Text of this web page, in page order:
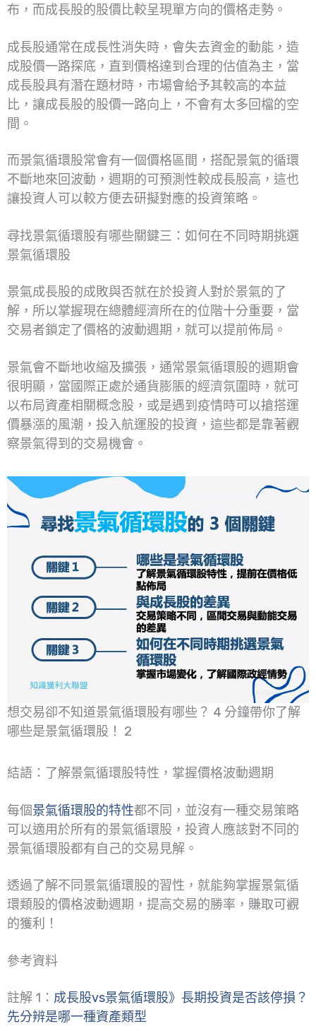
布，而成長股的股價比較呈現單方向的價格走勢。
成長股通常在成長性消失時，會失去資金的動能，造
成股價一路探底，直到價格達到合理的估值為主，當
成長股具有潛在題材時，市場會給予其較高的本益
比，讓成長股的股價一路向上，不會有太多回檔的空
間。
而景氣循環股常會有一個價格區間，搭配景氣的循環
不斷地來回波動，週期的可預測性較成長股高，這也
讓投資人可以較方便去研擬對應的投資策略。
尋找景氣循環股有哪些關鍵三：如何在不同時期挑選
景氣循環股
景氣成長股的成敗與否就在於投資人對於景氣的了
解，所以掌握現在總體經濟所在的位階十分重要，當
交易者鎖定了價格的波動週期，就可以提前佈局。
景氣會不斷地收縮及擴張，通常景氣循環股的週期會
很明顯，當國際正處於通貨膨脹的經濟氛圍時，就可
以布局資產相關概念股，或是遇到疫情時可以搶搭運
價暴漲的風潮，投入航運股的投資，這些都是靠著觀
察景氣得到的交易機會。
想交易卻不知道景氣循環股有哪些？ 4 分鐘帶你了解
哪些是景氣循環股！ 2
結語：了解景氣循環股特性，掌握價格波動週期
每個景氣循環股的特性都不同，並沒有一種交易策略
可以適用於所有的景氣循環股，投資人應該對不同的
景氣循環股都有自己的交易見解。
透過了解不同景氣循環股的習性，就能夠掌握景氣循
環類股的價格波動週期，提高交易的勝率，賺取可觀
的獲利！
參考資料
註解 1： 成長股vs景氣循環股》長期投資是否該停損？
先分辨是哪一種資產類型